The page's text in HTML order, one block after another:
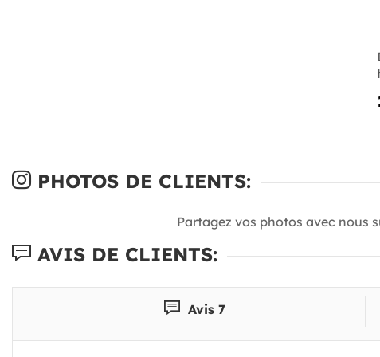
PHOTOS DE CLIENTS:
Partagez vos photos avec nous
AVIS DE CLIENTS:
Avis 7